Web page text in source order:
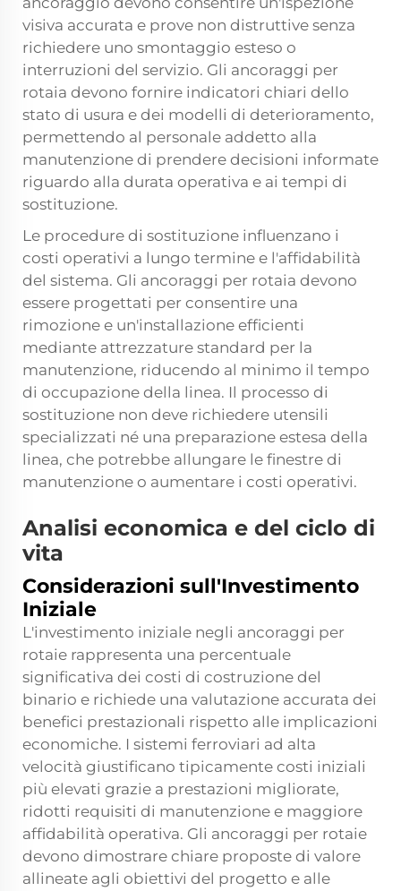
visiva accurata e prove non distruttive senza
richiedere uno smontaggio esteso o
interruzioni del servizio. Gli ancoraggi per
rotaia devono fornire indicatori chiari dello
stato di usura e dei modelli di deterioramento,
permettendo al personale addetto alla
manutenzione di prendere decisioni informate
riguardo alla durata operativa e ai tempi di
sostituzione.
Le procedure di sostituzione influenzano i
costi operativi a lungo termine e l'affidabilità
del sistema. Gli ancoraggi per rotaia devono
essere progettati per consentire una
rimozione e un'installazione efficienti
mediante attrezzature standard per la
manutenzione, riducendo al minimo il tempo
di occupazione della linea. Il processo di
sostituzione non deve richiedere utensili
specializzati né una preparazione estesa della
linea, che potrebbe allungare le finestre di
manutenzione o aumentare i costi operativi.
Analisi economica e del ciclo di
vita
Considerazioni sull'Investimento
Iniziale
L'investimento iniziale negli ancoraggi per
rotaie rappresenta una percentuale
significativa dei costi di costruzione del
binario e richiede una valutazione accurata dei
benefici prestazionali rispetto alle implicazioni
economiche. I sistemi ferroviari ad alta
velocità giustificano tipicamente costi iniziali
più elevati grazie a prestazioni migliorate,
ridotti requisiti di manutenzione e maggiore
affidabilità operativa. Gli ancoraggi per rotaie
devono dimostrare chiare proposte di valore
allineate agli obiettivi del progetto e alle